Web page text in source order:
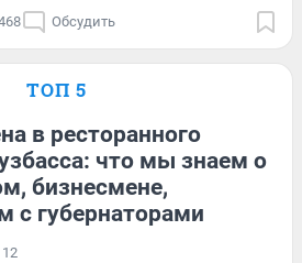
Обсудить
ТОП 5
в ресторанного
что мы знаем о
бизнесмене,
с губернаторами
12